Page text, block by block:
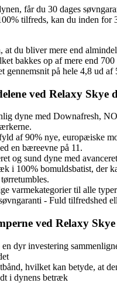
får du 30 dages
tilfreds, kan du inden for
at du bliver mere end
bakkes op af mere end 700
gennemsnit på hele 4,8 ud af
ved Relaxy Skye
dyne med Downafresh,
af 90% nye, europæiske
en bæreevne på 11.
og sund dyne med
i 100% bomuldsbatist, der
varmekategorier til alle
- Fuld tilfredshed
ved Relaxy
dyr investering
hvilket kan betyde, at
i dynens betræk